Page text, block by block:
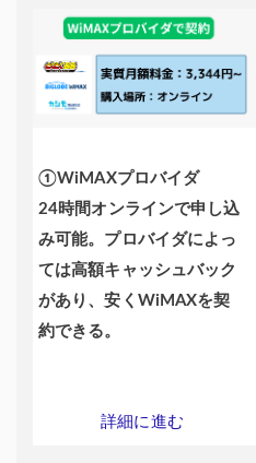
①WiMAXプロバイダ
24時間オンラインで申し込
み可能。プロバイダによっ
ては高額キャッシュバック
があり、安くWiMAXを契
約できる。
詳細に進む